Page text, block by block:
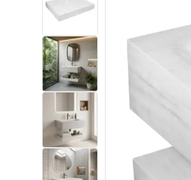
Линейни сифони
Комплект тоалетна
биде WC
Умивалници
Вани и Паравани